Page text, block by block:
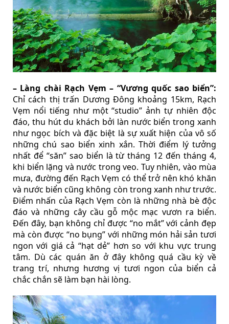
– Làng chài Rạch Vẹm – “Vương quốc sao biển”:
Chỉ cách thị trấn Dương Đông khoảng 15km, Rạch
Vẹm nổi tiếng như một “studio” ảnh tự nhiên độc
đáo, thu hút du khách bởi làn nước biển trong xanh
như ngọc bích và đặc biệt là sự xuất hiện của vô số
những chú sao biển xinh xắn. Thời điểm lý tưởng
nhất để “săn” sao biển là từ tháng 12 đến tháng 4,
khi biển lặng và nước trong veo. Tuy nhiên, vào mùa
mưa, đường đến Rạch Vẹm có thể trở nên khó khăn
và nước biển cũng không còn trong xanh như trước.
Điểm nhấn của Rạch Vẹm còn là những nhà bè độc
đáo và những cây cầu gỗ mộc mạc vươn ra biển.
Đến đây, bạn không chỉ được “no mắt” với cảnh đẹp
mà còn được “no bụng” với những món hải sản tươi
ngon với giá cả “hạt dẻ” hơn so với khu vực trung
tâm. Dù các quán ăn ở đây không quá cầu kỳ về
trang trí, nhưng hương vị tươi ngon của biển cả
chắc chắn sẽ làm bạn hài lòng.